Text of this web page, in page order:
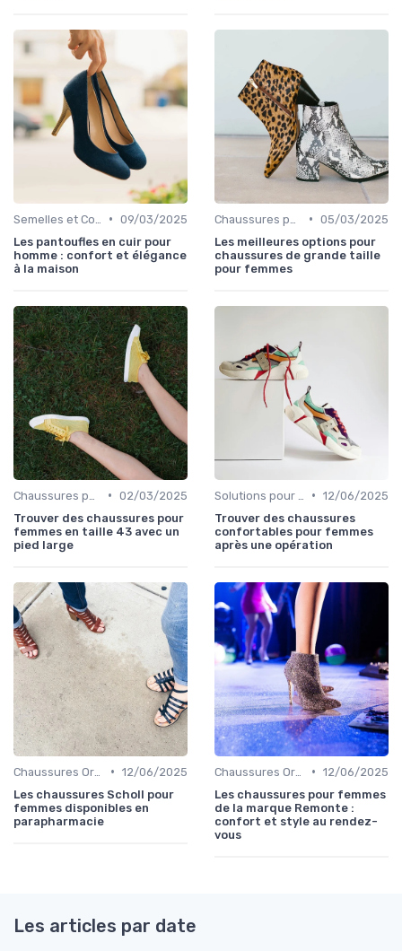
• 09/03/2025
Les pantoufles en cuir pour
homme : confort et élégance
à la maison
• 05/03/2025
Les meilleures options pour
chaussures de grande taille
pour femmes
• 02/03/2025
Trouver des chaussures pour
femmes en taille 43 avec un
pied large
• 12/06/2025
Trouver des chaussures
confortables pour femmes
après une opération
• 12/06/2025
Les chaussures Scholl pour
femmes disponibles en
parapharmacie
• 12/06/2025
Les chaussures pour femmes
de la marque Remonte :
confort et style au rendez-
vous
Les articles par date